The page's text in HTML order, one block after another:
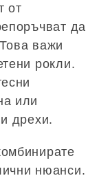
от
да
важи
рокли.
или
дрехи.
нюанси.